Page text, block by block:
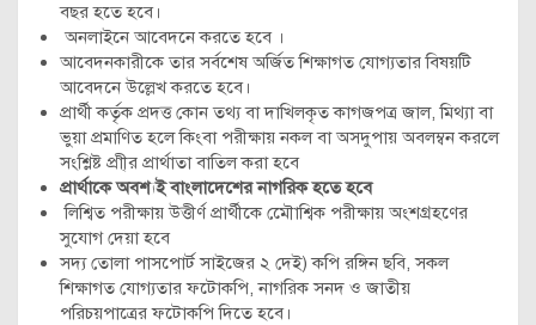
বছর হতে হবে।
অনলাইনে আবেদনে করতে হবে ।
আবেদনকারীকে তার সর্বশেষ অর্জিত শিক্ষাগত যোগ্যতার বিষয়টি
আবেদনে উল্লেখ করতে হবে।
প্রার্থী কর্তৃক প্রদত্ত কোন তথ্য বা দাখিলকৃত কাগজপত্র জাল, মিথ্যা বা
ভুয়া প্রমাণিত হলে কিংবা পরীক্ষায় নকল বা অসদুপায় অবলম্বন করলে
সংশ্লিষ্ট প্রা্ীর প্রার্থাতা বাতিল করা হবে
প্রার্থাকে অবশ্যই বাংলাদেশের নাগরিক হতে হবে
লিশ্বিত পরীক্ষায় উত্তীর্ণ প্রার্থীকে মৌোশ্বিক পরীক্ষায় অংশগ্রহণের
সুযোগ দেয়া হবে
সদ্য তোলা পাসপোর্ট সাইজের ২ দেই) কপি রঙ্গিন ছবি, সকল
শিক্ষাগত যোগ্যতার ফটোকপি, নাগরিক সনদ ও জাতীয়
পরিচয়পাত্রের ফটোকপি দিতে হবে।